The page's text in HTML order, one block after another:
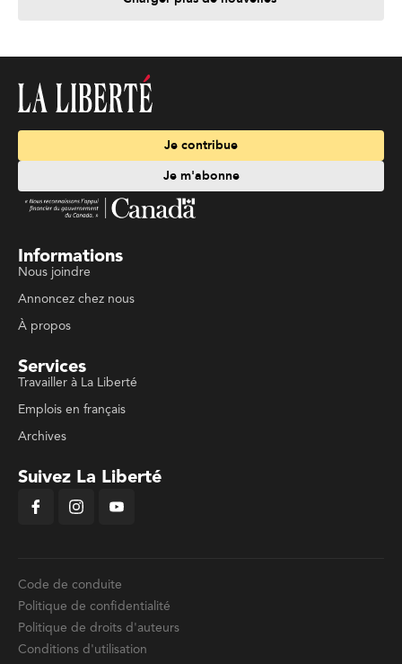
Je contribue
Je m'abonne
Informations
Nous joindre
Annoncez chez nous
À propos
Services
Travailler à La Liberté
Emplois en français
Archives
Suivez La Liberté
Code de conduite
Politique de confidentialité
Politique de droits d'auteurs
Conditions d'utilisation